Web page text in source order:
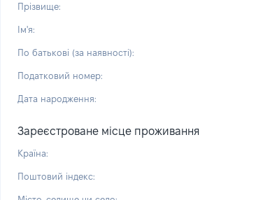
Прізвище:
Ім'я:
По батькові (за наявності):
Податковий номер:
Дата народження:
Зареєстроване місце проживання
Країна:
Поштовий індекс: